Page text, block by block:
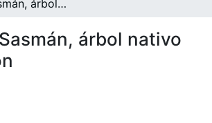
Parque El Sasmán, árbol nativo de la región
árbol nativo